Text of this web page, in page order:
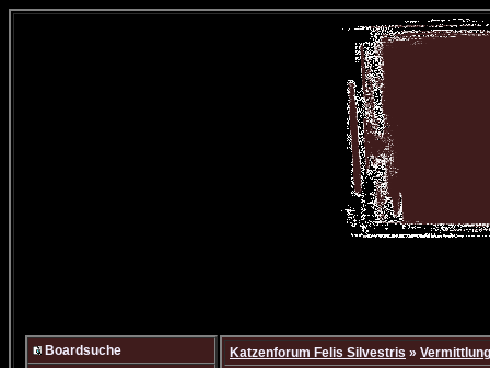
Boardsuche
Katzenforum Felis Silvestris »